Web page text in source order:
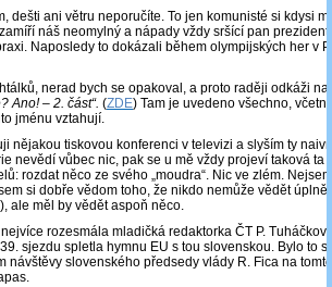
dešti ani větru neporučíte. To jen komunisté si kdysi
náš neomylný a nápady vždy sršící pan
Naposledy to dokázali během olympijských her v
nerad bych se opakoval, a proto raději odkáži
Ano! – 2. část“. (ZDE) Tam je uvedeno všechno,
jménu vztahují.
nějakou tiskovou konferenci v televizi a slyším ty
nevědí vůbec nic, pak se u mě vždy projeví taková ta
rozdat něco ze svého „moudra“. Nic ve zlém.
si dobře vědom toho, že nikdo nemůže vědět
ale měl by vědět aspoň něco.
rozesmála mladičká redaktorka ČT P.
sjezdu spletla hymnu EU s tou slovenskou. Bylo to
návštěvy slovenského předsedy vlády R. Fica na